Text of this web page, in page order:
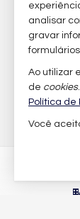
analisar
gravar
Ao utilizar
de cookies
Política de
Você